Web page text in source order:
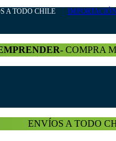
A TODO CHILE
COMPRA
ENVÍOS A TODO